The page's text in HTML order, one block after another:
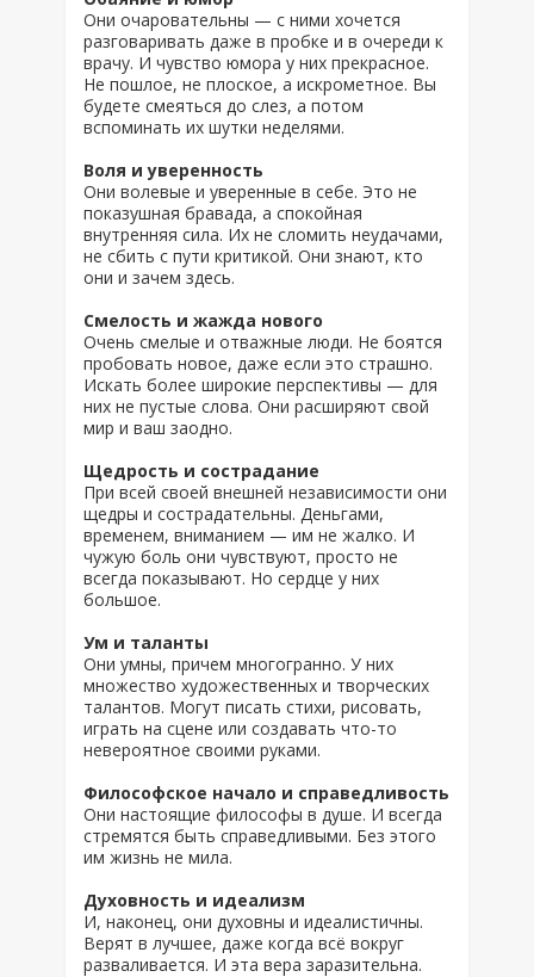
Они очаровательны — с ними хочется
разговаривать даже в пробке и в очереди к
врачу. И чувство юмора у них прекрасное.
Не пошлое, не плоское, а искрометное. Вы
будете смеяться до слез, а потом
вспоминать их шутки неделями.
Воля и уверенность
Они волевые и уверенные в себе. Это не
показушная бравада, а спокойная
внутренняя сила. Их не сломить неудачами,
не сбить с пути критикой. Они знают, кто
они и зачем здесь.
Смелость и жажда нового
Очень смелые и отважные люди. Не боятся
пробовать новое, даже если это страшно.
Искать более широкие перспективы — для
них не пустые слова. Они расширяют свой
мир и ваш заодно.
Щедрость и сострадание
При всей своей внешней независимости они
щедры и сострадательны. Деньгами,
временем, вниманием — им не жалко. И
чужую боль они чувствуют, просто не
всегда показывают. Но сердце у них
большое.
Ум и таланты
Они умны, причем многогранно. У них
множество художественных и творческих
талантов. Могут писать стихи, рисовать,
играть на сцене или создавать что-то
невероятное своими руками.
Философское начало и справедливость
Они настоящие философы в душе. И всегда
стремятся быть справедливыми. Без этого
им жизнь не мила.
Духовность и идеализм
И, наконец, они духовны и идеалистичны.
Верят в лучшее, даже когда всё вокруг
разваливается. И эта вера заразительна.